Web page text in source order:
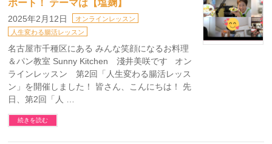
ポート！ テーマは【塩麹】
2025年2月12日
オンラインレッスン
人生変わる腸活レッスン
名古屋市千種区にある みんな笑顔になるお料理
＆パン教室 Sunny Kitchen 淺井美咲です オン
ラインレッスン 第2回「人生変わる腸活レッス
ン」を開催しました！ 皆さん、こんにちは！ 先
日、第2回「人 …
続きを読む